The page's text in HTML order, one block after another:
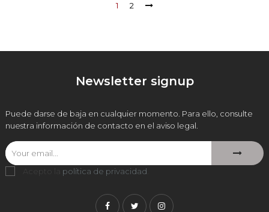
1 2
Newsletter signup
Puede darse de baja en cualquier momento. Para ello, consulte
nuestra información de contacto en el aviso legal.
Acepto la política de privacidad
FacebookTwitterInstagram